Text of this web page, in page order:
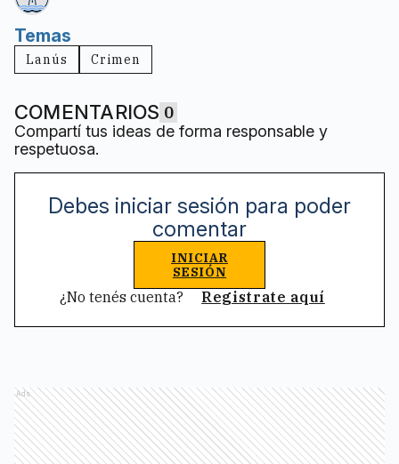
Temas
Lanús Crimen
COMENTARIOS 0
Compartí tus ideas de forma responsable y
respetuosa.
Debes iniciar sesión para poder
comentar
INICIAR
SESIÓN
¿No tenés cuenta? Registrate aquí
Ads